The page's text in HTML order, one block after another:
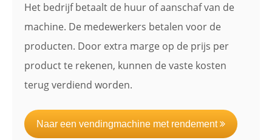
Het bedrijf betaalt de huur of aanschaf van de
machine. De medewerkers betalen voor de
producten. Door extra marge op de prijs per
product te rekenen, kunnen de vaste kosten
terug verdiend worden.
Naar een vendingmachine met rendement